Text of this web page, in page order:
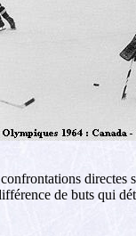
directes
de buts qui